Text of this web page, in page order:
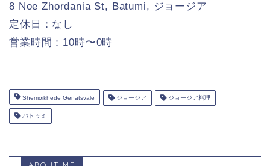
8 Noe Zhordania St, Batumi, ジョージア
定休日：なし
営業時間：10時〜0時
Shemoikhede Genatsvale ジョージア ジョージア料理
バトゥミ